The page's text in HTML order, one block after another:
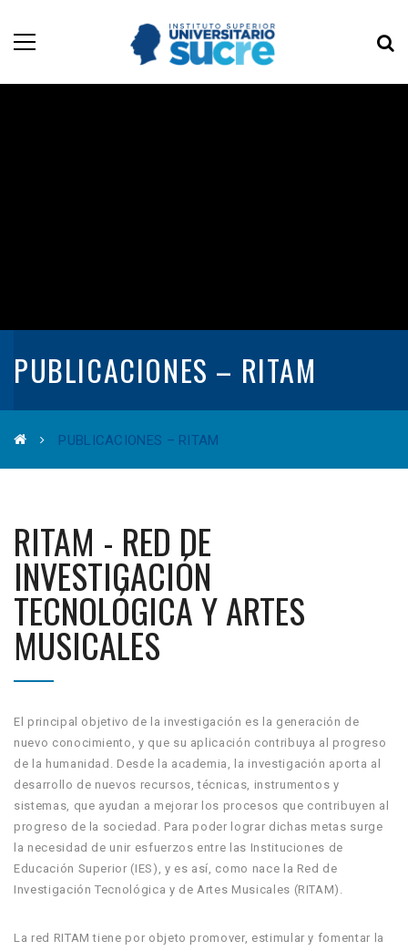
PUBLICACIONES – RITAM
PUBLICACIONES – RITAM
RITAM - RED DE
INVESTIGACIÓN
TECNOLÓGICA Y ARTES
MUSICALES
El principal objetivo de la investigación es la generación de
nuevo conocimiento, y que su aplicación contribuya al progreso
de la humanidad. Desde la academia, la investigación aporta al
desarrollo de nuevos recursos, técnicas, instrumentos y
sistemas, que ayudan a mejorar los procesos que contribuyen al
progreso de la sociedad. Para poder lograr dichas metas surge
la necesidad de unir esfuerzos entre las Instituciones de
Educación Superior (IES), y es así, como nace la Red de
Investigación Tecnológica y de Artes Musicales (RITAM).
La red RITAM tiene por objeto promover, estimular y fomentar la